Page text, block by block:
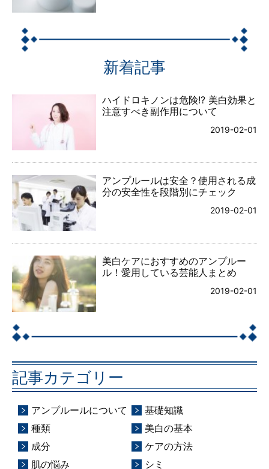
新着記事
ハイドロキノンは危険!? 美白効果と
注意すべき副作用について
2019-02-01
アンプルールは安全？使用される成
分の安全性を段階別にチェック
2019-02-01
美白ケアにおすすめのアンプルー
ル！愛用している芸能人まとめ
2019-02-01
記事カテゴリー
アンプルールについて
基礎知識
種類
美白の基本
成分
ケアの方法
肌の悩み
シミ